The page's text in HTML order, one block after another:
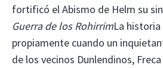
fortificó el Abismo de Helm su
Guerra de los RohirrimLa
propiamente cuando un
de los vecinos Dunlendinos,